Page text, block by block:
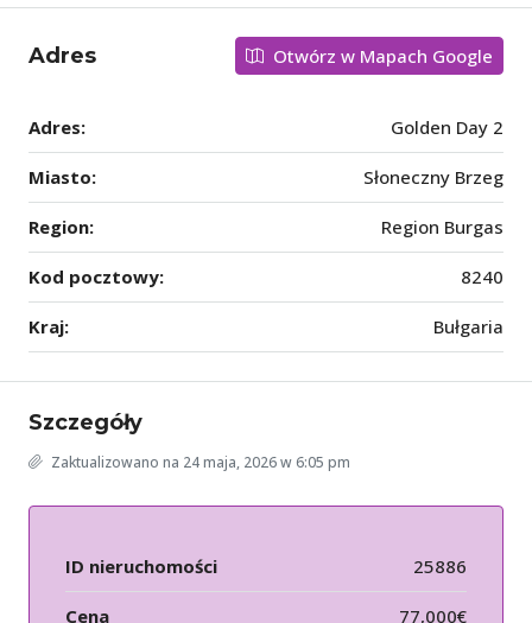
Adres Otwórz w Mapach Google
Adres: Golden Day 2
Miasto: Słoneczny Brzeg
Region: Region Burgas
Kod pocztowy: 8240
Kraj: Bułgaria
Szczegóły
Zaktualizowano na 24 maja, 2026 w 6:05 pm
ID nieruchomości 25886
Cena 77,000€